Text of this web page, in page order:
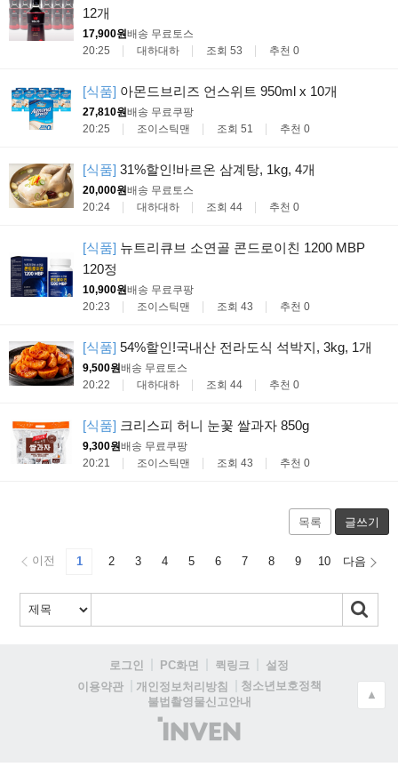
12개
17,900원배송 무료 토스
20:25
대하대하 조회 53 추천 0
[식품] 아몬드브리즈 언스위트 950ml x 10개
27,810원배송 무료 쿠팡
20:25
조이스틱맨 조회 51 추천 0
[식품] 31%할인!바르온 삼계탕, 1kg, 4개
20,000원배송 무료 토스
20:24
대하대하 조회 44 추천 0
[식품] 뉴트리큐브 소연골 콘드로이친 1200 MBP
120정
10,900원배송 무료 쿠팡
20:23
조이스틱맨 조회 43 추천 0
[식품] 54%할인!국내산 전라도식 석박지, 3kg, 1개
9,500원배송 무료 토스
20:22
대하대하 조회 44 추천 0
[식품] 크리스피 허니 눈꽃 쌀과자 850g
9,300원배송 무료 쿠팡
20:21
조이스틱맨 조회 43 추천 0
목록 글쓰기
이전 1 2 3 4 5 6 7 8 9 10 다음
로그인 PC화면 퀵링크
설정
이용약관
개인정보처리방침
청소년보호정책
불법촬영물신고안내
(주)
인
▲